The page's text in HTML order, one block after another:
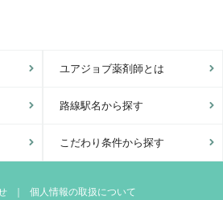
ユアジョブ薬剤師とは
路線駅名から探す
こだわり条件から探す
｜
個人情報の取扱について